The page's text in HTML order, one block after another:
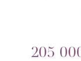
205